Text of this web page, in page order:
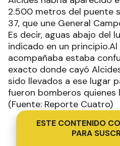
2.500 metros del puente
37, que une General
Es decir, aguas abajo del
indicado en un
acompañaba estaba
exacto donde cayó
sido llevados a ese lugar
fueron bomberos quienes
(Fuente: Reporte Cuatro)
ESTE CONTENIDO
PARA